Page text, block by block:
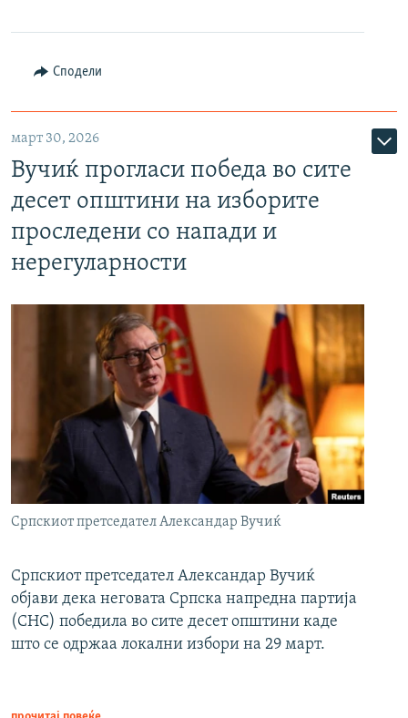
Сподели
март 30, 2026
Вучиќ прогласи победа во сите
десет општини на изборите
проследени со напади и
нерегуларности
Српскиот претседател Александар Вучиќ
Српскиот претседател Александар Вучиќ
објави дека неговата Српска напредна партија
(СНС) победила во сите десет општини каде
што се одржаа локални избори на 29 март.